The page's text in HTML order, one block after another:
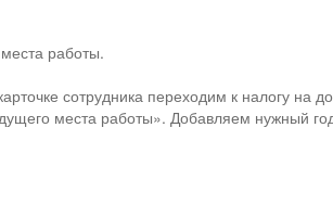
работы.
сотрудника переходим к налогу на
места работы». Добавляем нужный